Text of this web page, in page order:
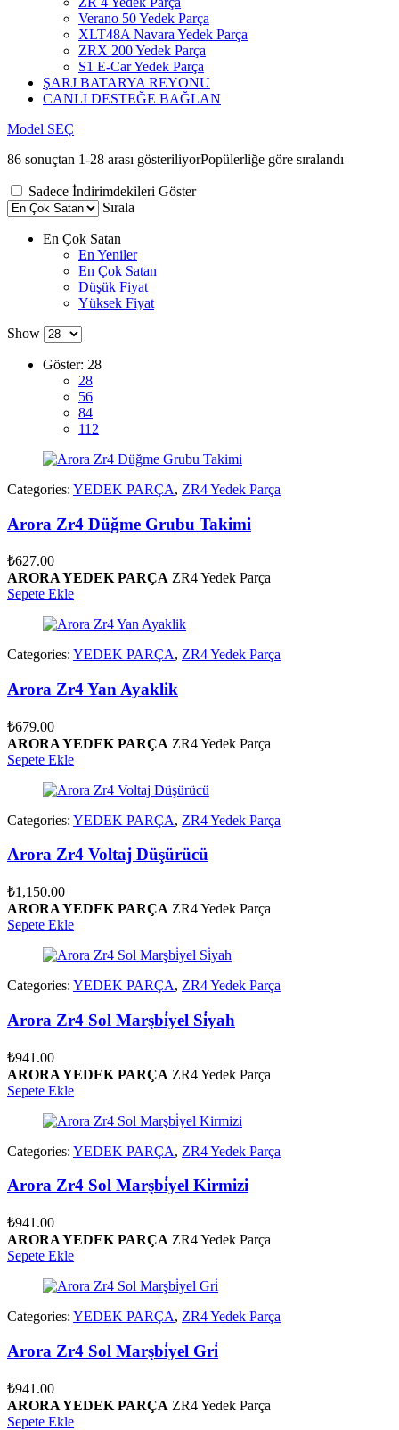
Verano 50 Yedek Parça
XLT48A Navara Yedek Parça
ZRX 200 Yedek Parça
S1 E-Car Yedek Parça
ŞARJ BATARYA REYONU
CANLI DESTEĞE BAĞLAN
Model SEÇ
86 sonuçtan 1-28 arası gösteriliyorPopülerliğe göre sıralandı
Sadece İndirimdekileri Göster
Sırala
En Çok Satan
En Yeniler
En Çok Satan
Düşük Fiyat
Yüksek Fiyat
Show
Göster: 28
28
56
84
112
Categories: YEDEK PARÇA, ZR4 Yedek Parça
Arora Zr4 Düğme Grubu Takimi
₺627.00
ARORA YEDEK PARÇA ZR4 Yedek Parça
Sepete Ekle
Categories: YEDEK PARÇA, ZR4 Yedek Parça
Arora Zr4 Yan Ayaklik
₺679.00
ARORA YEDEK PARÇA ZR4 Yedek Parça
Sepete Ekle
Categories: YEDEK PARÇA, ZR4 Yedek Parça
Arora Zr4 Voltaj Düşürücü
₺1,150.00
ARORA YEDEK PARÇA ZR4 Yedek Parça
Sepete Ekle
Categories: YEDEK PARÇA, ZR4 Yedek Parça
Arora Zr4 Sol Marşbi̇yel Si̇yah
₺941.00
ARORA YEDEK PARÇA ZR4 Yedek Parça
Sepete Ekle
Categories: YEDEK PARÇA, ZR4 Yedek Parça
Arora Zr4 Sol Marşbi̇yel Kirmizi
₺941.00
ARORA YEDEK PARÇA ZR4 Yedek Parça
Sepete Ekle
Categories: YEDEK PARÇA, ZR4 Yedek Parça
Arora Zr4 Sol Marşbi̇yel Gri̇
₺941.00
ARORA YEDEK PARÇA ZR4 Yedek Parça
Sepete Ekle